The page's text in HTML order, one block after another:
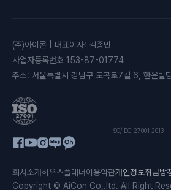
(주)아이콘 대표이사: 김종민
사업자등록번호 153-87-01774
주소: 서울특별시 강남구 도곡로7길 6, 한은빌
ISO/IEC 27001:2013
Copyright © AiCon Co,.ltd. All Right
회사소개하우스플래너 이용약관개인정보취급방